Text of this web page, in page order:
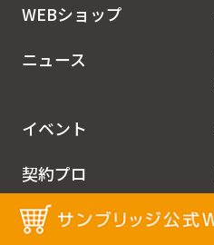
WEBショップ
ニュース
イベント
契約プロ